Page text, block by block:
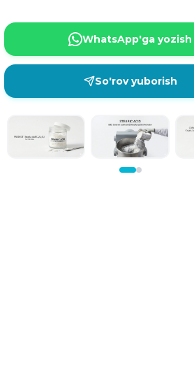
WhatsApp'ga yozish
So'rov yuborish